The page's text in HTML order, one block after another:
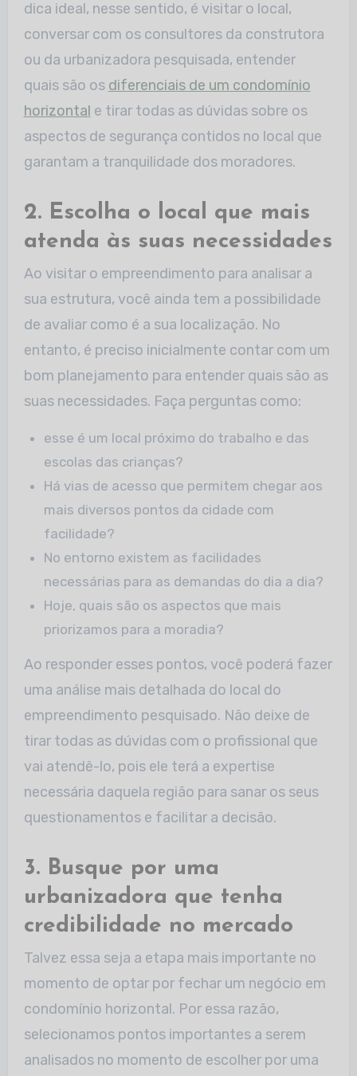
dica ideal, nesse sentido, é visitar o local,
conversar com os consultores da construtora
ou da urbanizadora pesquisada, entender
quais são os diferenciais de um condomínio
horizontal e tirar todas as dúvidas sobre os
aspectos de segurança contidos no local que
garantam a tranquilidade dos moradores.
2. Escolha o local que mais
atenda às suas necessidades
Ao visitar o empreendimento para analisar a
sua estrutura, você ainda tem a possibilidade
de avaliar como é a sua localização. No
entanto, é preciso inicialmente contar com um
bom planejamento para entender quais são as
suas necessidades. Faça perguntas como:
esse é um local próximo do trabalho e das
escolas das crianças?
Há vias de acesso que permitem chegar aos
mais diversos pontos da cidade com
facilidade?
No entorno existem as facilidades
necessárias para as demandas do dia a dia?
Hoje, quais são os aspectos que mais
priorizamos para a moradia?
Ao responder esses pontos, você poderá fazer
uma análise mais detalhada do local do
empreendimento pesquisado. Não deixe de
tirar todas as dúvidas com o profissional que
vai atendê-lo, pois ele terá a expertise
necessária daquela região para sanar os seus
questionamentos e facilitar a decisão.
3. Busque por uma
urbanizadora que tenha
credibilidade no mercado
Talvez essa seja a etapa mais importante no
momento de optar por fechar um negócio em
condomínio horizontal. Por essa razão,
selecionamos pontos importantes a serem
analisados no momento de escolher por uma